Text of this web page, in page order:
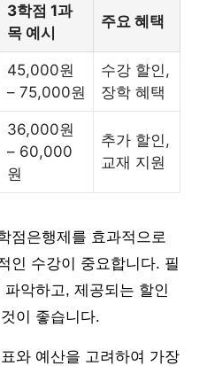
3학점 1과
목 예시
주요 혜택
45,000원
– 75,000원
수강 할인,
장학 혜택
36,000원
– 60,000
원
추가 할인,
교재 지원
점은행제를 효과적으로
인 수강이 중요합니다. 필
악하고, 제공되는 할인
이 좋습니다.
와 예산을 고려하여 가장